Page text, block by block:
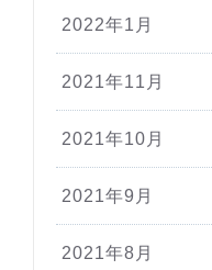
2022年1月
2021年11月
2021年10月
2021年9月
2021年8月